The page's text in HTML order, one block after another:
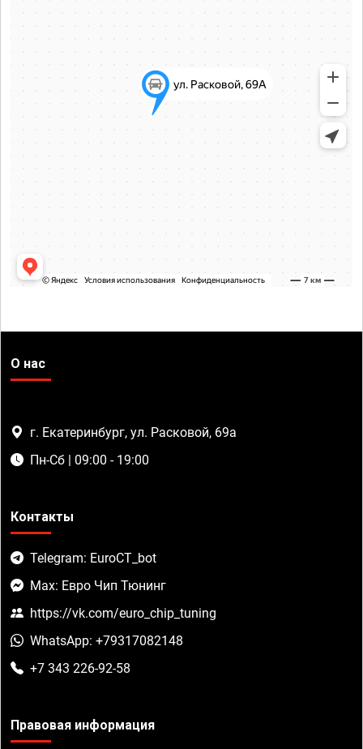
О нас
г. Екатеринбург, ул. Расковой, 69а
Пн-Сб | 09:00 - 19:00
Контакты
Telegram: EuroCT_bot
Max: Евро Чип Тюнинг
https://vk.com/euro_chip_tuning
WhatsApp: +79317082148
+7 343 226-92-58
Правовая информация